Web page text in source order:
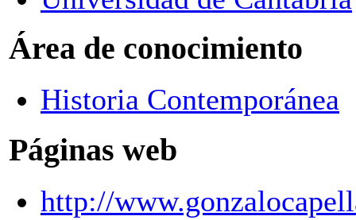
Área de conocimiento
Historia Contemporánea
Páginas web
http://